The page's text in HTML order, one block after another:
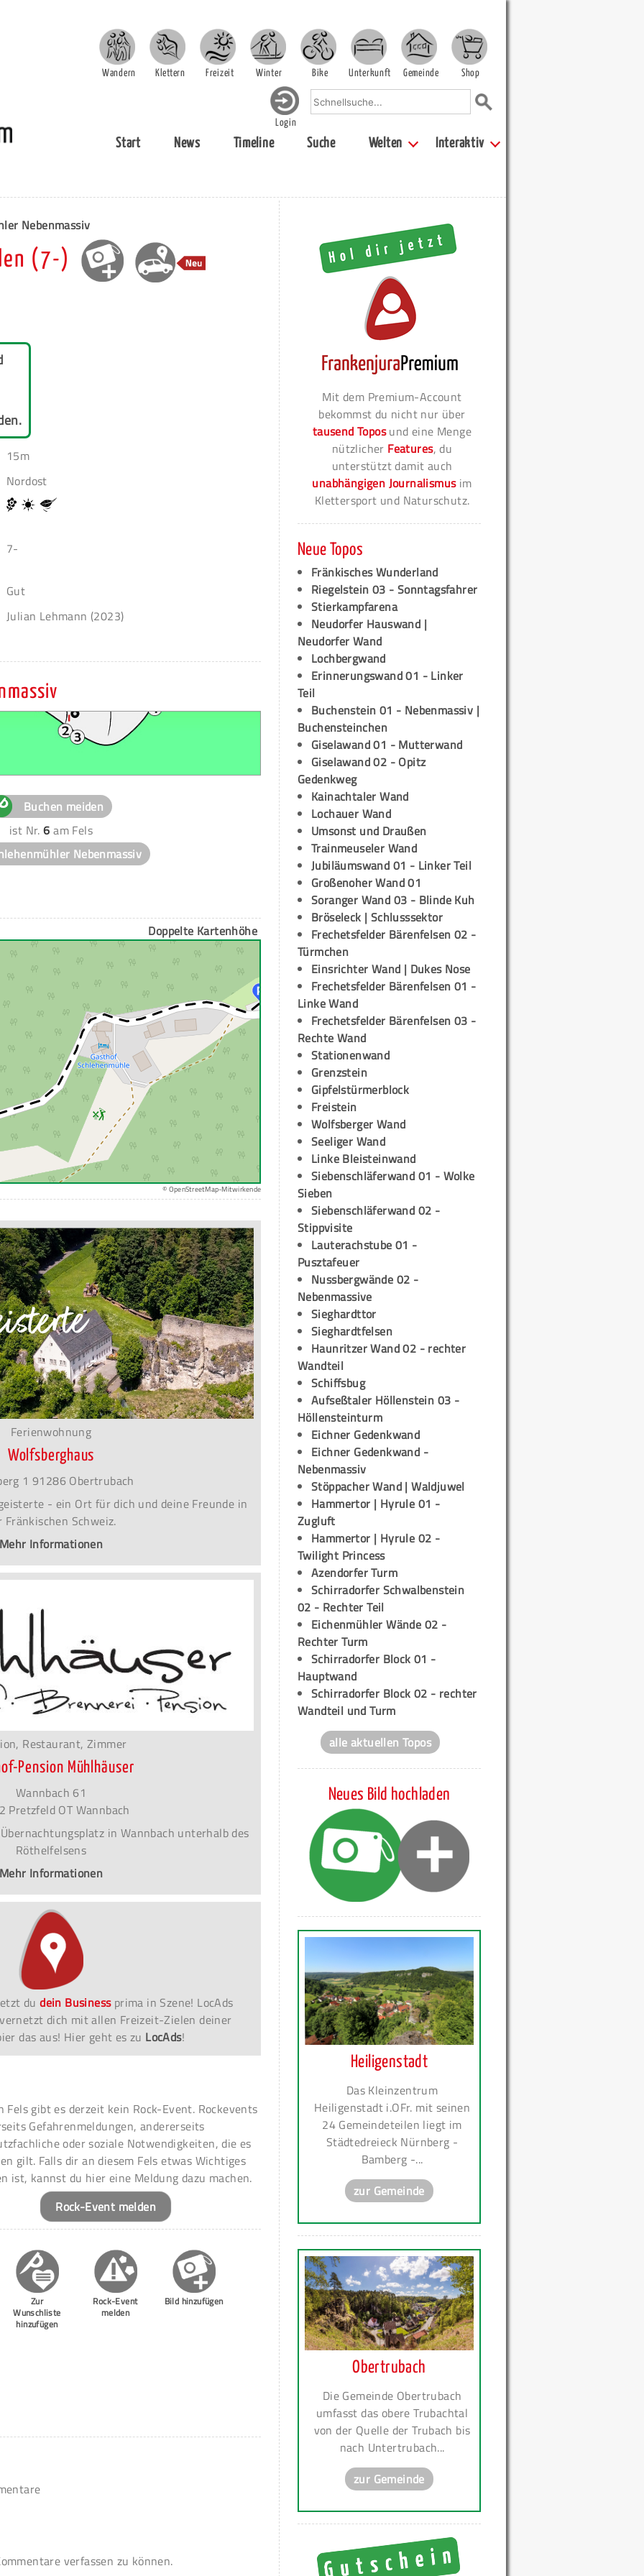
Wandern Klettern Freizeit Winter Bike Unterkunft Gemeinde Shop
Login
Start News Timeline Suche Welten Interaktiv
Nebenmassiv
(7-)
15m
Nordost
7-
Gut
Julian Lehmann (2023)
Buchen meiden
ist Nr.6 am Fels
Nebenmassiv
Doppelte Kartenhöhe
© OpenStreetMap-Mitwirkende
Ferienwohnung
Wolfsberghaus
1 91286 Obertrubach
- ein Ort für dich und deine Freunde in
Fränkischen Schweiz.
Informationen
Restaurant, Zimmer
Pension Mühlhäuser
Wannbach 61
Pretzfeld OT Wannbach
in Wannbach unterhalb des
Röthelfelsens
Informationen
dudein Businessprima in Szene! LocAds
dich mit allen Freizeit-Zielen deiner
das aus! Hier geht es zu LocAds!
Fels gibt es derzeit kein Rock-Event. Rockevents
Gefahrenmeldungen, andererseits
oder soziale Notwendigkeiten, die es
gilt. Falls dir an diesem Fels etwas Wichtiges
ist, kannst du hier eine Meldung dazu machen.
Rock-Event melden
Zur
Wunschliste
hinzufügen
Rock-Event
melden
Bild hinzufügen
verfassen zu können.
Mit dem Premium-Account
bekommst du nicht nur über
tausend Toposund eine Menge
nützlicher Features, du
unterstützt damit auch
unabhängigen Journalismusim
Klettersport und Naturschutz.
Neue Topos
Fränkisches Wunderland
Riegelstein 03 - Sonntagsfahrer
Stierkampfarena
Neudorfer Hauswand |
Neudorfer Wand
Lochbergwand
Erinnerungswand 01 - Linker
Teil
Buchenstein 01 - Nebenmassiv |
Buchensteinchen
Giselawand 01 - Mutterwand
Giselawand 02 - Opitz
Gedenkweg
Kainachtaler Wand
Lochauer Wand
Umsonst und Draußen
Trainmeuseler Wand
Jubiläumswand 01 - Linker Teil
Großenoher Wand 01
Soranger Wand 03 - Blinde Kuh
Bröseleck | Schlusssektor
Frechetsfelder Bärenfelsen 02 -
Türmchen
Einsrichter Wand | Dukes Nose
Frechetsfelder Bärenfelsen 01 -
Linke Wand
Frechetsfelder Bärenfelsen 03 -
Rechte Wand
Stationenwand
Grenzstein
Gipfelstürmerblock
Freistein
Wolfsberger Wand
Seeliger Wand
Linke Bleisteinwand
Siebenschläferwand 01 - Wolke
Sieben
Siebenschläferwand 02 -
Stippvisite
Lauterachstube 01 -
Pusztafeuer
Nussbergwände 02 -
Nebenmassive
Sieghardttor
Sieghardtfelsen
Haunritzer Wand 02 - rechter
Wandteil
Schiffsbug
Aufseßtaler Höllenstein 03 -
Höllensteinturm
Eichner Gedenkwand
Eichner Gedenkwand -
Nebenmassiv
Stöppacher Wand | Waldjuwel
Hammertor | Hyrule 01 -
Zugluft
Hammertor | Hyrule 02 -
Twilight Princess
Azendorfer Turm
Schirradorfer Schwalbenstein
02 - Rechter Teil
Eichenmühler Wände 02 -
Rechter Turm
Schirradorfer Block 01 -
Hauptwand
Schirradorfer Block 02 - rechter
Wandteil und Turm
alle aktuellen Topos
Neues Bild hochladen
Heiligenstadt
Das Kleinzentrum
Heiligenstadt i.OFr. mit seinen
24 Gemeindeteilen liegt im
Städtedreieck Nürnberg -
Bamberg -...
zur Gemeinde
Obertrubach
Die Gemeinde Obertrubach
umfasst das obere Trubachtal
von der Quelle der Trubach bis
nach Untertrubach...
zur Gemeinde